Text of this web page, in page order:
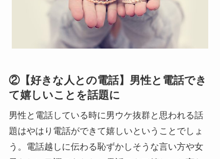
②【好きな人との電話】男性と電話でき
て嬉しいことを話題に
男性と電話している時に男ウケ抜群と思われる話
題はやはり電話ができて嬉しいということでしょ
う。電話越しに伝わる恥ずかしそうな言い方や女